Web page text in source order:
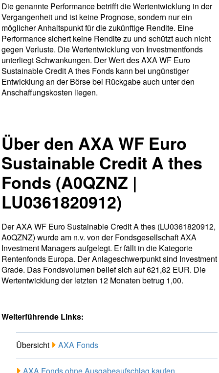
Die genannte Performance betrifft die Wertentwicklung in der
Vergangenheit und ist keine Prognose, sondern nur ein
möglicher Anhaltspunkt für die zukünftige Rendite. Eine
Performance sichert keine Rendite zu und schützt auch nicht
gegen Verluste. Die Wertentwicklung von Investmentfonds
unterliegt Schwankungen. Der Wert des AXA WF Euro
Sustainable Credit A thes Fonds kann bei ungünstiger
Entwicklung an der Börse bei Rückgabe auch unter den
Anschaffungskosten liegen.
Über den AXA WF Euro
Sustainable Credit A thes
Fonds (A0QZNZ |
LU0361820912)
Der AXA WF Euro Sustainable Credit A thes (LU0361820912,
A0QZNZ) wurde am n.v. von der Fondsgesellschaft AXA
Investment Managers aufgelegt. Er fällt in die Kategorie
Rentenfonds Europa. Der Anlageschwerpunkt sind Investment
Grade. Das Fondsvolumen belief sich auf 621,82 EUR. Die
Wertentwicklung der letzten 12 Monaten betrug 1,00.
Weiterführende Links:
Übersicht AXA Fonds